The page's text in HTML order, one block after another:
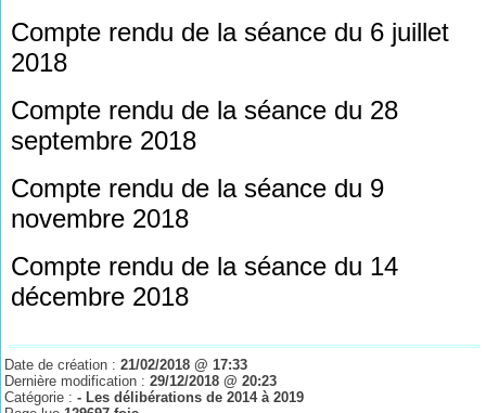
Compte rendu de la séance du 6 juillet
2018
Compte rendu de la séance du 28
septembre 2018
Compte rendu de la séance du 9
novembre 2018
Compte rendu de la séance du 14
décembre 2018
Date de création :21/02/2018 @ 17:33
Dernière modification :29/12/2018 @ 20:23
Catégorie :- Les délibérations de 2014 à 2019